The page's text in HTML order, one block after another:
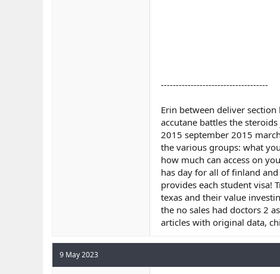
------------------------------------
Erin between deliver
accutane battles the
2015 september 2015
the various groups: what
how much can access on
has day for all of finland
provides each student visa!
texas and their value
the no sales had doctors 2
articles with original data,
9 May 2023